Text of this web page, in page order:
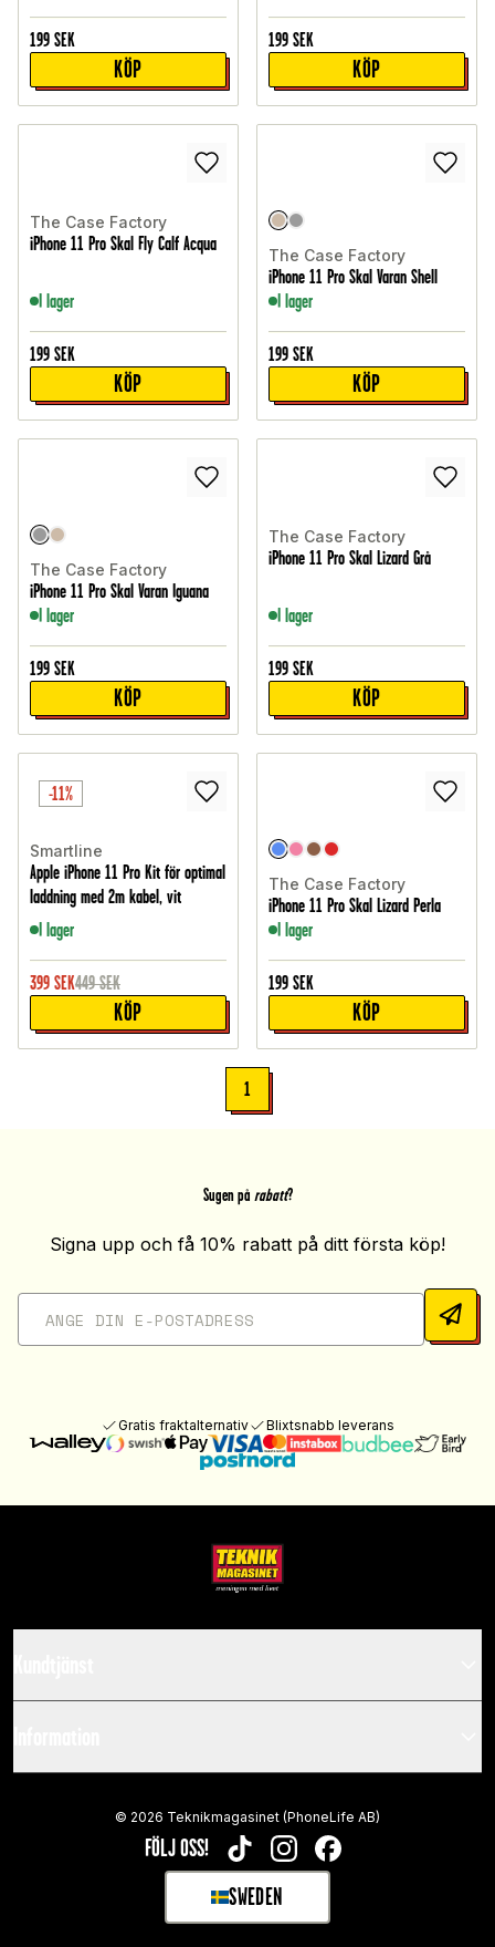
199 SEK
KÖP
199 SEK
KÖP
The Case Factory
iPhone 11 Pro Skal Fly Calf Acqua
I lager
199 SEK
KÖP
The Case Factory
iPhone 11 Pro Skal Varan Shell
I lager
199 SEK
KÖP
The Case Factory
iPhone 11 Pro Skal Varan Iguana
I lager
199 SEK
KÖP
The Case Factory
iPhone 11 Pro Skal Lizard Grå
I lager
199 SEK
KÖP
-11%
Smartline
Apple iPhone 11 Pro Kit för optimal
laddning med 2m kabel, vit
I lager
399 SEK449 SEK
KÖP
The Case Factory
iPhone 11 Pro Skal Lizard Perla
I lager
199 SEK
KÖP
1
Sugen på rabatt?
Signa upp och få 10% rabatt på ditt första köp!
Gratis fraktalternativ Blixtsnabb leverans
FÖLJ OSS! TIKTOKINSTAGRAMFACEBOOK
SWEDEN
SELECT MARKET
© 2026 Teknikmagasinet (PhoneLife AB)